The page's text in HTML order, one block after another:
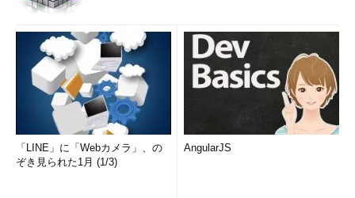
「LINE」に「Webカメラ」、の
ぞき見られた1月 (1/3)
AngularJS